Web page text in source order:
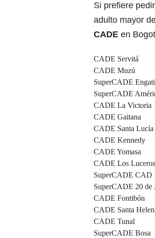
Si prefiere
adulto mayor
CADE en
CADE Servitá
CADE Muzú
SuperCADE
SuperCADE
CADE La Victoria
CADE Gaitana
CADE Santa Lucía
CADE Kennedy
CADE Yomasa
CADE Los Luceros
SuperCADE CAD
SuperCADE 20 de
CADE Fontibón
CADE Santa
CADE Tunal
SuperCADE Bosa